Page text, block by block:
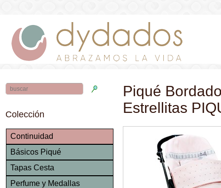
Colección
Continuidad
Básicos Piqué
Tapas Cesta
Perfume y Medallas
Piqué
Estrellitas